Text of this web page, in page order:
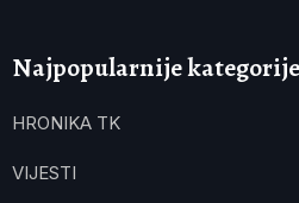
Najpopularnije kategorije
HRONIKA TK
VIJESTI